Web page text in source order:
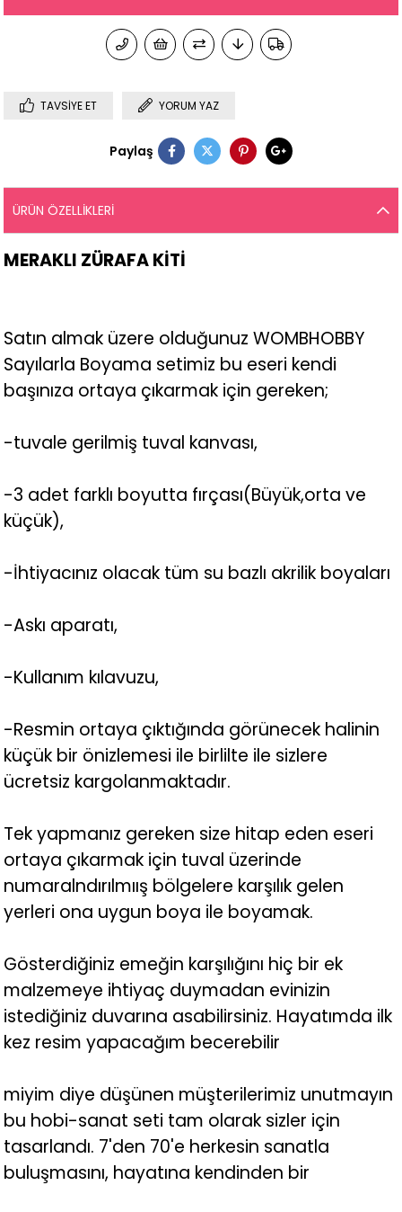
TAVSIYE ET YORUM YAZ
Paylaş
ÜRÜN ÖZELLIKLERI
MERAKLI ZÜRAFA KİTİ
Satın almak üzere olduğunuz WOMBHOBBY
Sayılarla Boyama setimiz bu eseri kendi
başınıza ortaya çıkarmak için gereken;
-tuvale gerilmiş tuval kanvası,
-3 adet farklı boyutta fırçası(Büyük,orta ve
küçük),
-İhtiyacınız olacak tüm su bazlı akrilik boyaları
-Askı aparatı,
-Kullanım kılavuzu,
-Resmin ortaya çıktığında görünecek halinin
küçük bir önizlemesi ile birlilte ile sizlere
ücretsiz kargolanmaktadır.
Tek yapmanız gereken size hitap eden eseri
ortaya çıkarmak için tuval üzerinde
numaralndırılmıış bölgelere karşılık gelen
yerleri ona uygun boya ile boyamak.
Gösterdiğiniz emeğin karşılığını hiç bir ek
malzemeye ihtiyaç duymadan evinizin
istediğiniz duvarına asabilirsiniz. Hayatımda ilk
kez resim yapacağım becerebilir
miyim diye düşünen müşterilerimiz unutmayın
bu hobi-sanat seti tam olarak sizler için
tasarlandı. 7'den 70'e herkesin sanatla
buluşmasını, hayatına kendinden bir